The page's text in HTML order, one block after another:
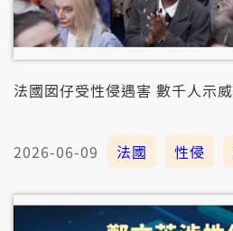
法國囡仔受性侵遇害 數千人示
2026-06-09 法國 性侵